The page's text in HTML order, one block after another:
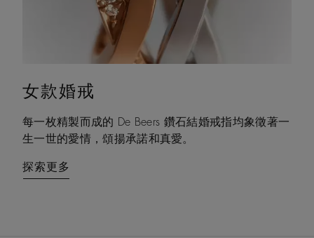
女款婚戒
每一枚精製而成的 De Beers 鑽石結婚戒指均象徵著一
生一世的愛情，頌揚承諾和真愛。
探索更多
情侶對戒
De Beers 結婚對戒和情侶對戒是表達無盡愛意的美好
方式，禮讚您與摯愛的真切承諾。
探索更多